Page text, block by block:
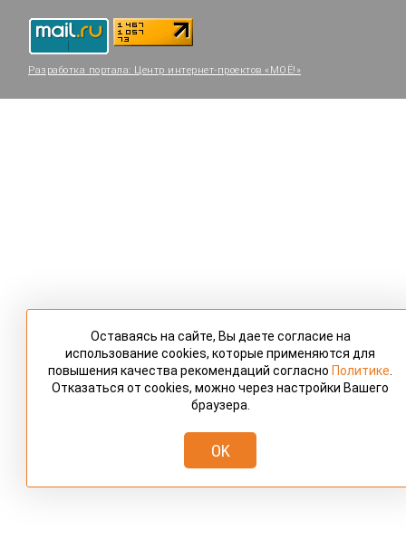
Разработка портала: Центр интернет-проектов «МОЁ!»
Оставаясь на сайте, Вы даете согласие на
использование cookies, которые применяются для
повышения качества рекомендаций согласно Политике
Отказаться от cookies, можно через настройки Вашего
браузера.
OK